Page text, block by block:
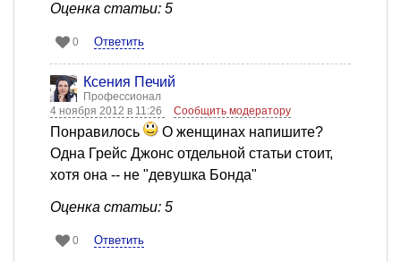
Оценка статьи: 5
0 Ответить
Ксения Печий
Профессионал
4 ноября 2012 в 11:26
Сообщить модератору
Понравилось
О женщинах напишите?
Одна Грейс Джонс отдельной статьи стоит,
хотя она -- не "девушка Бонда"
Оценка статьи: 5
0 Ответить